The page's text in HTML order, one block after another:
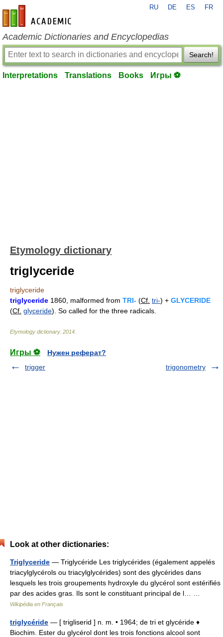
en-academic.com
RU DE ES FR
Academic Dictionaries and Encyclopedias
Search!
Interpretations Translations Books Игры ⚽
Etymology dictionary
triglyceride
triglyceride
triglyceride 1860, malformed from TRI- (Cf. tri-) + GLYCERIDE
(Cf. glyceride). So called for the three radicals.
Etymology dictionary. 2014
Игры ⚽
Нужен реферат?
trigger
trigonometry
Look at other dictionaries:
Triglyceride — Triglycéride Les triglycérides (également appelés
triacylglycérols ou triacylglycérides) sont des glycérides dans
lesquels les trois groupements hydroxyle du glycérol sont estérifiés
par des acides gras. Ils sont le constituant principal de l… …
Wikipédia en Français
triglycéride — [ trigliserid ] n. m. • 1964; de tri et glycéride ♦
Biochim. Ester du glycérol dont les trois fonctions alcool sont